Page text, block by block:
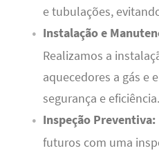
e tubulações,
Instalação e
Realizamos a
aquecedores a gás e
segurança e eficiência.
Inspeção Preventiva:
futuros com uma